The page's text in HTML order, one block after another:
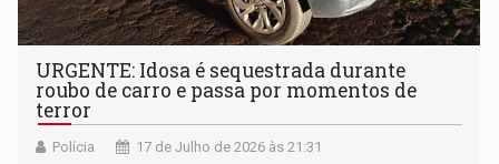
URGENTE: Idosa é sequestrada durante
roubo de carro e passa por momentos de
terror
Polícia 17 de Julho de 2026 às 21:31